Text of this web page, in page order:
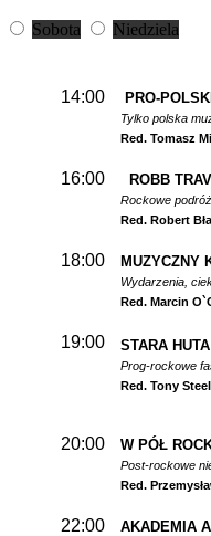
Sobota Niedziela
14:00 PRO-
Tylko polska
Red. Tomasz
16:00 ROBB
Rockowe
Red. Robert
18:00 MUZYCZNY
Wydarzenia,
Red. Marcin
19:00 STARA
Prog-rockowe
Red. Tony Steel
20:00 W PÓŁ
Post-rockowe
Red.
22:00 AKADEMIA